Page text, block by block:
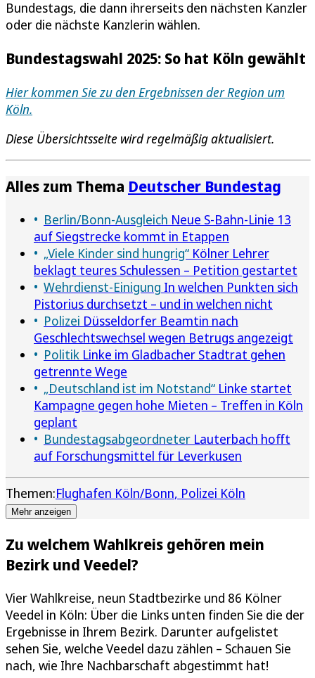
Bundestags, die dann ihrerseits den nächsten Kanzler
oder die nächste Kanzlerin wählen.
Bundestagswahl 2025: So hat Köln gewählt
Hier kommen Sie zu den Ergebnissen der Region um
Köln.
Diese Übersichtsseite wird regelmäßig aktualisiert.
Alles zum Thema Deutscher Bundestag
Berlin/Bonn-Ausgleich Neue S-Bahn-Linie 13
auf Siegstrecke kommt in Etappen
„Viele Kinder sind hungrig“ Kölner Lehrer
beklagt teures Schulessen – Petition gestartet
Wehrdienst-Einigung In welchen Punkten sich
Pistorius durchsetzt – und in welchen nicht
Polizei Düsseldorfer Beamtin nach
Geschlechtswechsel wegen Betrugs angezeigt
Politik Linke im Gladbacher Stadtrat gehen
getrennte Wege
„Deutschland ist im Notstand“ Linke startet
Kampagne gegen hohe Mieten – Treffen in Köln
geplant
Bundestagsabgeordneter Lauterbach hofft
auf Forschungsmittel für Leverkusen
Themen:Flughafen Köln/Bonn Polizei Köln
Mehr anzeigen
Zu welchem Wahlkreis gehören mein
Bezirk und Veedel?
Vier Wahlkreise, neun Stadtbezirke und 86 Kölner
Veedel in Köln: Über die Links unten finden Sie die der
Ergebnisse in Ihrem Bezirk. Darunter aufgelistet
sehen Sie, welche Veedel dazu zählen – Schauen Sie
nach, wie Ihre Nachbarschaft abgestimmt hat!